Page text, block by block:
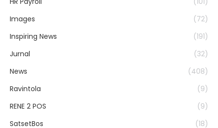
Images
(72)
Inspiring News
(191)
Jurnal
(32)
News
(408)
Ravintola
(9)
RENE 2 POS
(9)
SatsetBos
(18)